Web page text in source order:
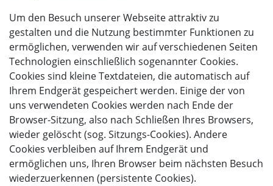
Um den Besuch unserer Webseite attraktiv zu
gestalten und die Nutzung bestimmter Funktionen zu
ermöglichen, verwenden wir auf verschiedenen Seiten
Technologien einschließlich sogenannter Cookies.
Cookies sind kleine Textdateien, die automatisch auf
Ihrem Endgerät gespeichert werden. Einige der von
uns verwendeten Cookies werden nach Ende der
Browser-Sitzung, also nach Schließen Ihres Browsers,
wieder gelöscht (sog. Sitzungs-Cookies). Andere
Cookies verbleiben auf Ihrem Endgerät und
ermöglichen uns, Ihren Browser beim nächsten Besuch
wiederzuerkennen (persistente Cookies).